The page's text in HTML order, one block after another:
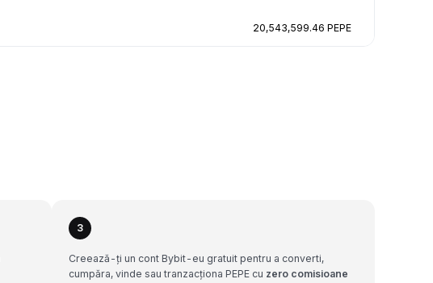
20,543,599.46 PEPE
3
Creează-ți un cont Bybit-eu gratuit pentru a converti,
cumpăra, vinde sau tranzacționa PEPE cu zero comisioane